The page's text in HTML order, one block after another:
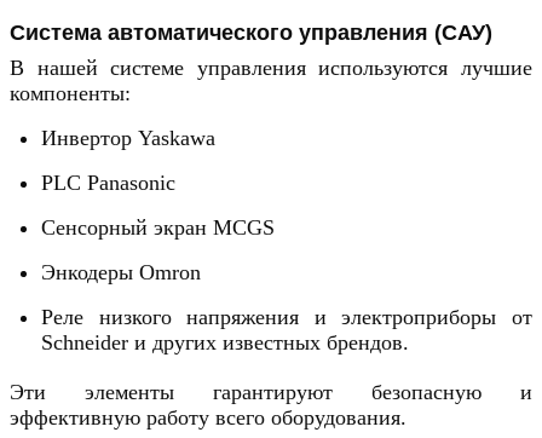
Система автоматического управления (САУ)
В нашей системе управления используются лучшие
компоненты:
Инвертор Yaskawa
PLC Panasonic
Сенсорный экран MCGS
Энкодеры Omron
Реле низкого напряжения и электроприборы от
Schneider и других известных брендов.
Эти элементы гарантируют безопасную и
эффективную работу всего оборудования.